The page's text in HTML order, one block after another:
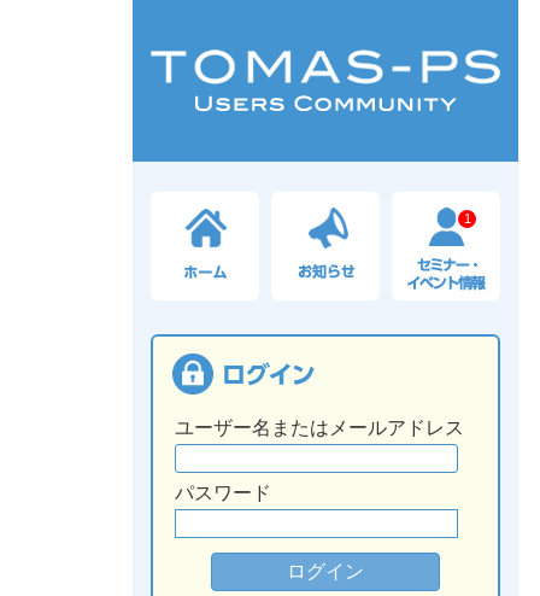
1
ユーザー名またはメールアドレス
パスワード